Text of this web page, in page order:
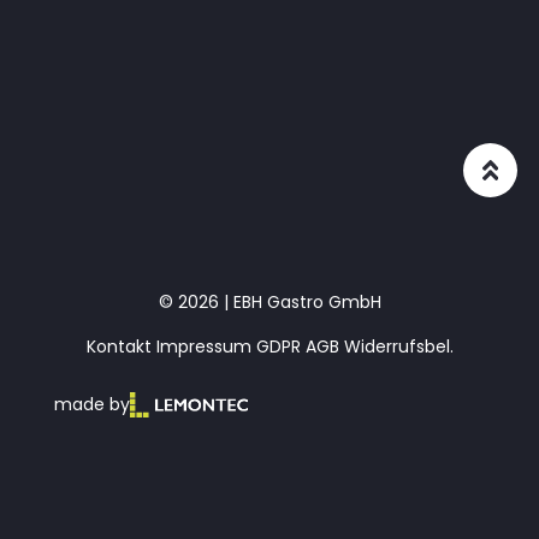
© 2026 | EBH Gastro GmbH
Kontakt Impressum GDPR AGB Widerrufsbel.
made by